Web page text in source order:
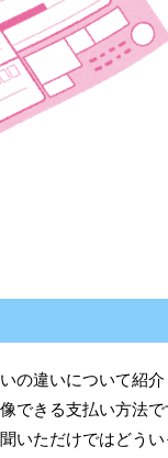
の違いについて紹介
できる支払い方法
いただけではどう